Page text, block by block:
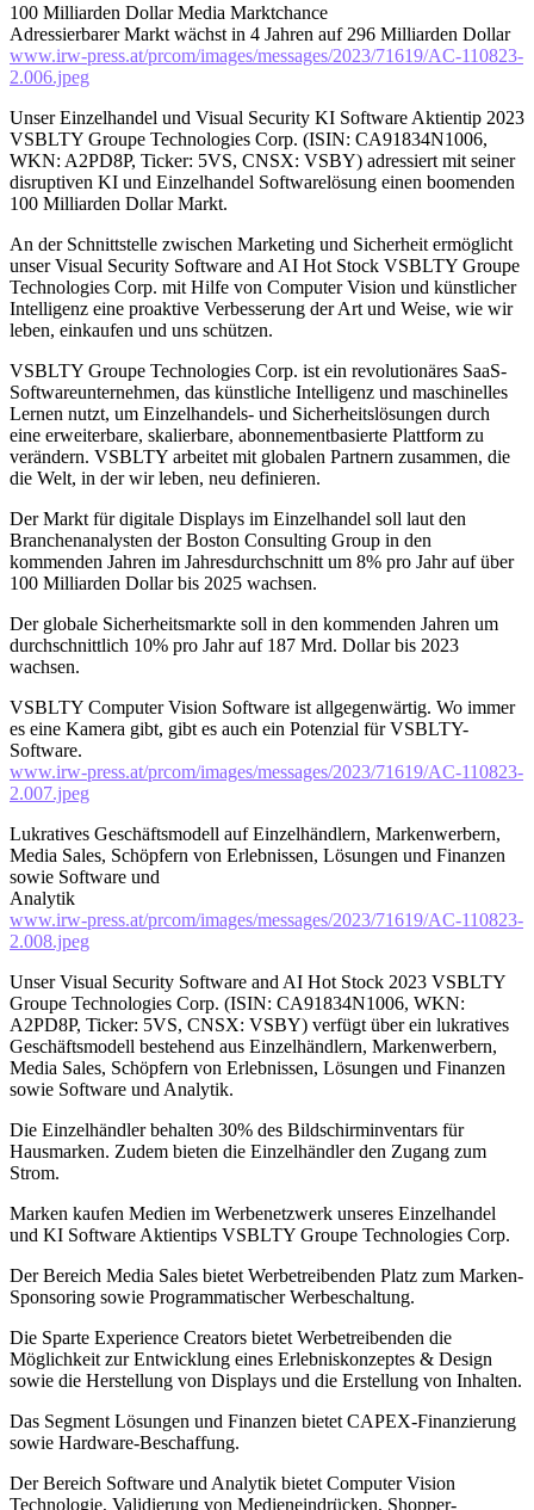
100 Milliarden Dollar Media Marktchance
Adressierbarer Markt wächst in 4 Jahren auf 296 Milliarden Dollar
www.irw-press.at/prcom/images/messages/2023/71619/AC-110823-
2.006.jpeg
Unser Einzelhandel und Visual Security KI Software Aktientip 2023
VSBLTY Groupe Technologies Corp. (ISIN: CA91834N1006,
WKN: A2PD8P, Ticker: 5VS, CNSX: VSBY) adressiert mit seiner
disruptiven KI und Einzelhandel Softwarelösung einen boomenden
100 Milliarden Dollar Markt.
An der Schnittstelle zwischen Marketing und Sicherheit ermöglicht
unser Visual Security Software and AI Hot Stock VSBLTY Groupe
Technologies Corp. mit Hilfe von Computer Vision und künstlicher
Intelligenz eine proaktive Verbesserung der Art und Weise, wie wir
leben, einkaufen und uns schützen.
VSBLTY Groupe Technologies Corp. ist ein revolutionäres SaaS-
Softwareunternehmen, das künstliche Intelligenz und maschinelles
Lernen nutzt, um Einzelhandels- und Sicherheitslösungen durch
eine erweiterbare, skalierbare, abonnementbasierte Plattform zu
verändern. VSBLTY arbeitet mit globalen Partnern zusammen, die
die Welt, in der wir leben, neu definieren.
Der Markt für digitale Displays im Einzelhandel soll laut den
Branchenanalysten der Boston Consulting Group in den
kommenden Jahren im Jahresdurchschnitt um 8% pro Jahr auf über
100 Milliarden Dollar bis 2025 wachsen.
Der globale Sicherheitsmarkte soll in den kommenden Jahren um
durchschnittlich 10% pro Jahr auf 187 Mrd. Dollar bis 2023
wachsen.
VSBLTY Computer Vision Software ist allgegenwärtig. Wo immer
es eine Kamera gibt, gibt es auch ein Potenzial für VSBLTY-
Software.
www.irw-press.at/prcom/images/messages/2023/71619/AC-110823-
2.007.jpeg
Lukratives Geschäftsmodell auf Einzelhändlern, Markenwerbern,
Media Sales, Schöpfern von Erlebnissen, Lösungen und Finanzen
sowie Software und
Analytik
www.irw-press.at/prcom/images/messages/2023/71619/AC-110823-
2.008.jpeg
Unser Visual Security Software and AI Hot Stock 2023 VSBLTY
Groupe Technologies Corp. (ISIN: CA91834N1006, WKN:
A2PD8P, Ticker: 5VS, CNSX: VSBY) verfügt über ein lukratives
Geschäftsmodell bestehend aus Einzelhändlern, Markenwerbern,
Media Sales, Schöpfern von Erlebnissen, Lösungen und Finanzen
sowie Software und Analytik.
Die Einzelhändler behalten 30% des Bildschirminventars für
Hausmarken. Zudem bieten die Einzelhändler den Zugang zum
Strom.
Marken kaufen Medien im Werbenetzwerk unseres Einzelhandel
und KI Software Aktientips VSBLTY Groupe Technologies Corp.
Der Bereich Media Sales bietet Werbetreibenden Platz zum Marken-
Sponsoring sowie Programmatischer Werbeschaltung.
Die Sparte Experience Creators bietet Werbetreibenden die
Möglichkeit zur Entwicklung eines Erlebniskonzeptes & Design
sowie die Herstellung von Displays und die Erstellung von Inhalten.
Das Segment Lösungen und Finanzen bietet CAPEX-Finanzierung
sowie Hardware-Beschaffung.
Der Bereich Software und Analytik bietet Computer Vision
Technologie, Validierung von Medieneindrücken, Shopper-